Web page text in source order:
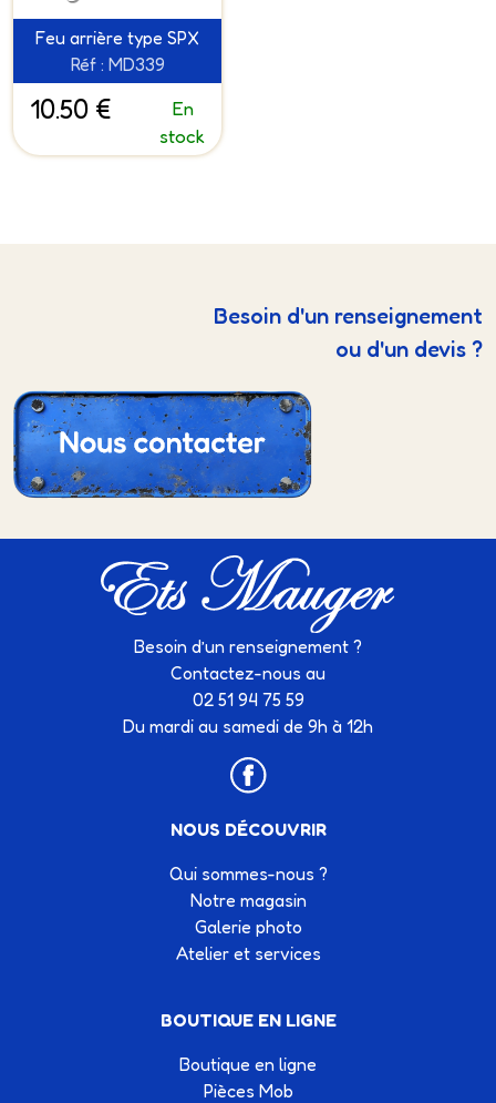
Feu arrière type SPX
Réf : MD339
10.50 €
En
stock
Besoin d'un renseignement
ou d'un devis ?
Besoin d’un renseignement ?
Contactez-nous au
02 51 94 75 59
Du mardi au samedi de 9h à 12h
NOUS DÉCOUVRIR
Qui sommes-nous ?
Notre magasin
Galerie photo
Atelier et services
BOUTIQUE EN LIGNE
Boutique en ligne
Pièces Mob